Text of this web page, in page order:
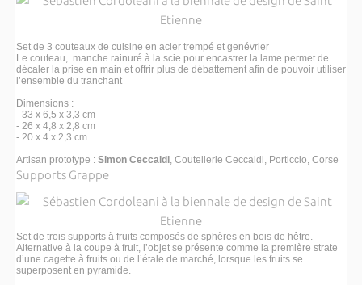
Set de 3 couteaux de cuisine en acier trempé et genévrier
Le couteau, manche rainuré à la scie pour encastrer la lame permet de
décaler la prise en main et offrir plus de débattement afin de pouvoir utiliser
l’ensemble du tranchant
Dimensions :
- 33 x 6,5 x 3,3 cm
- 26 x 4,8 x 2,8 cm
- 20 x 4 x 2,3 cm
Artisan prototype : Simon Ceccaldi, Coutellerie Ceccaldi, Porticcio, Corse
Supports Grappe
Set de trois supports à fruits composés de sphères en bois de hêtre.
Alternative à la coupe à fruit, l’objet se présente comme la première strate
d’une cagette à fruits ou de l’étale de marché, lorsque les fruits se
superposent en pyramide.